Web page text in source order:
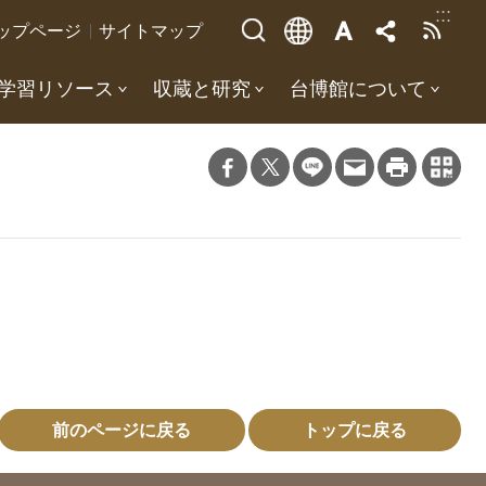
:::
プページ サイトマップ
習リソース 収蔵と研究 台博館について
前のページに戻る トップに戻る